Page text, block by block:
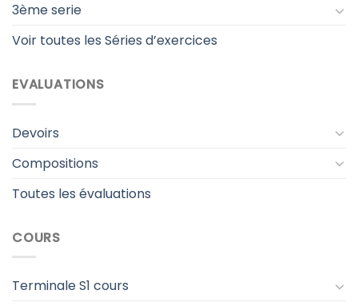
3ème serie
Voir toutes les Séries d’exercices
EVALUATIONS
Devoirs
Compositions
Toutes les évaluations
COURS
Terminale S1 cours